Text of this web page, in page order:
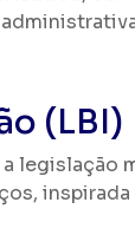
(LBI)
a legislação